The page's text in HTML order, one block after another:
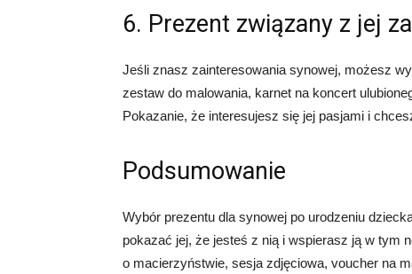
6. Prezent związany z jej
Jeśli znasz zainteresowania synowej, możesz
zestaw do malowania, karnet na koncert
Pokazanie, że interesujesz się jej pasjami i
Podsumowanie
Wybór prezentu dla synowej po urodzeniu
pokazać jej, że jesteś z nią i wspierasz ją w tym
o macierzyństwie, sesja zdjęciowa, voucher na